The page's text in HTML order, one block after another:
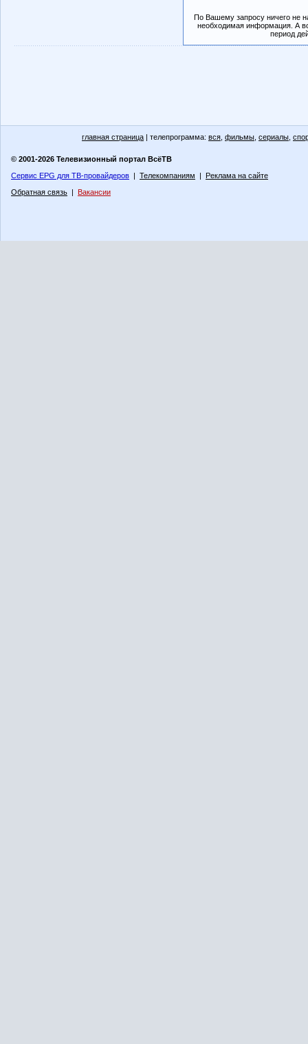
По Вашему запросу ничего не
необходимая информация. А
период
главная страница | телепрограмма: вся фильмы сериалы
© 2001-2026 Телевизионный портал ВсёТВ
Сервис EPG для ТВ-провайдеров | Телекомпаниям | Реклама на сайте
Обратная связь | Вакансии